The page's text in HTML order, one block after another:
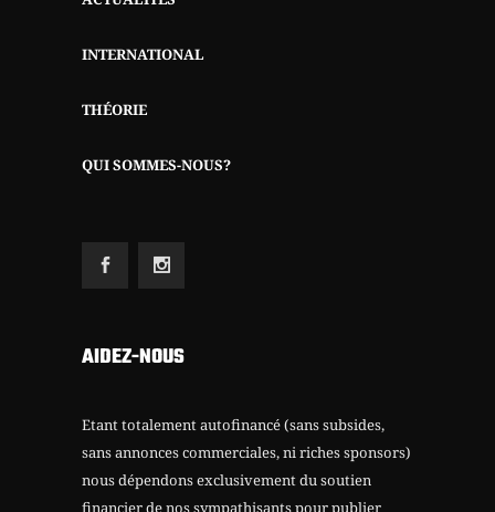
INTERNATIONAL
THÉORIE
QUI SOMMES-NOUS?
AIDEZ-NOUS
Etant totalement autofinancé (sans subsides,
sans annonces commerciales, ni riches sponsors)
nous dépendons exclusivement du soutien
financier de nos sympathisants pour publier